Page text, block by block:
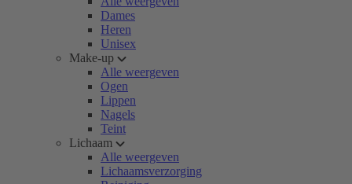
Dames
Heren
Unisex
Make-up
Alle weergeven
Ogen
Lippen
Nagels
Teint
Lichaam
Alle weergeven
Lichaamsverzorging